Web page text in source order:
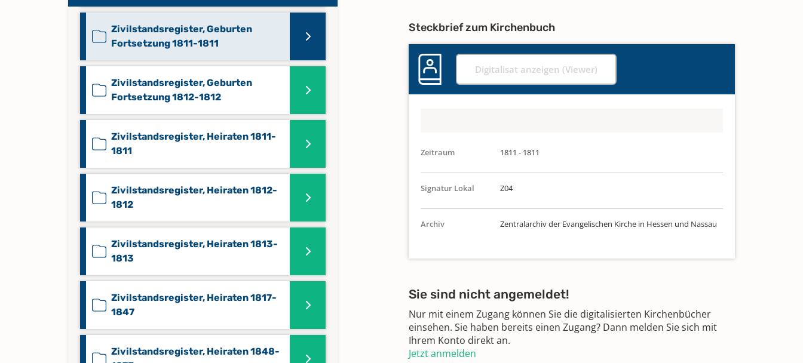
Zivilstandsregister, Geburten
Fortsetzung 1811-1811
Zivilstandsregister, Geburten
Fortsetzung 1812-1812
Zivilstandsregister, Heiraten 1811-
1811
Zivilstandsregister, Heiraten 1812-
1812
Zivilstandsregister, Heiraten 1813-
1813
Zivilstandsregister, Heiraten 1817-
1847
Zivilstandsregister, Heiraten 1848-
Steckbrief zum Kirchenbuch
Digitalisat anzeigen (Viewer)
Zeitraum 1811 - 1811
Signatur Lokal Z04
Archiv Zentralarchiv der Evangelischen Kirche in Hessen und Nassau
Sie sind nicht angemeldet!
Nur mit einem Zugang können Sie die digitalisierten Kirchenbücher
einsehen. Sie haben bereits einen Zugang? Dann melden Sie sich mit
Ihrem Konto direkt an.
Jetzt anmelden